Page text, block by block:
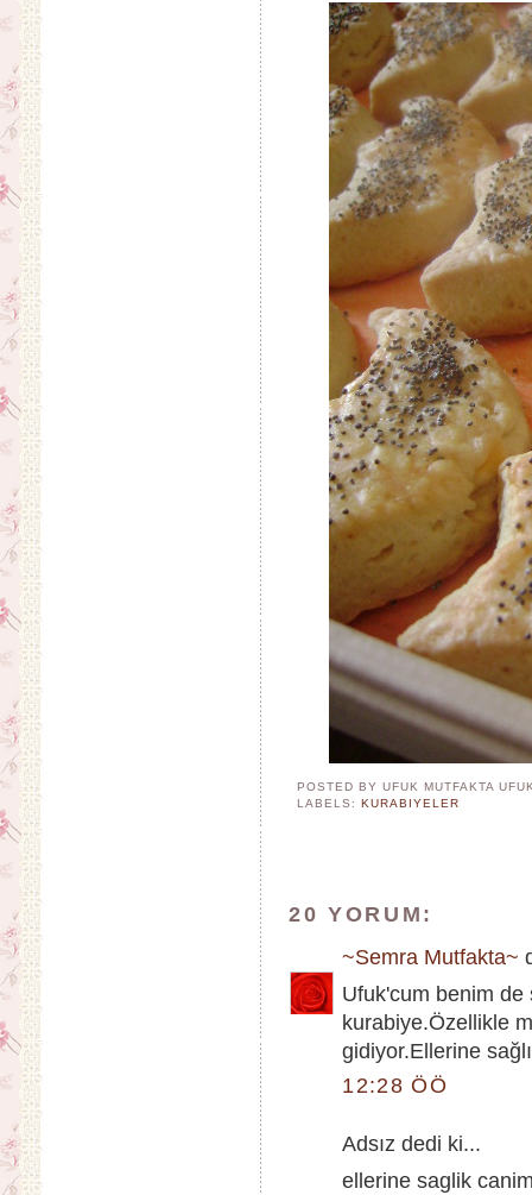
POSTED BY UFUK MUTFAKTA
LABELS:KURABIYELER
20 YORUM:
~Semra Mutfakta~
Ufuk'cum benim de
kurabiye.Özellikle
gidiyor.Ellerine
12:28 ÖÖ
Adsız dedi ki...
ellerine saglik